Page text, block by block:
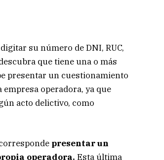
su número de DNI, RUC,
que tiene una o más
presentar un cuestionamiento
operadora, ya que
acto delictivo, como
presentar un
operadora. Esta última